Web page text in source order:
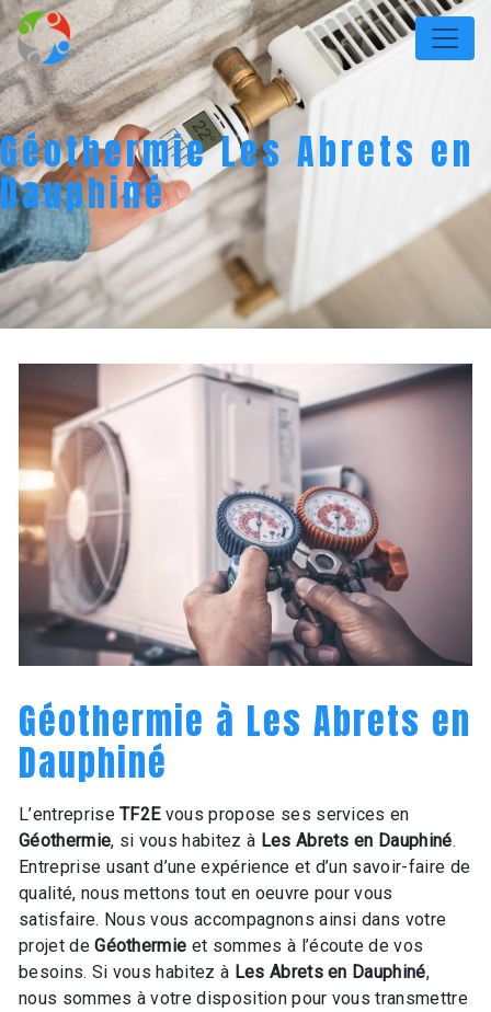
Panneau de gestion des cookies
Géothermie Les Abrets en
Dauphiné
Géothermie à Les Abrets en
Dauphiné
L’entrepriseTF2Evous propose ses services en
Géothermie, si vous habitez à Les Abrets en Dauphiné.
Entreprise usant d’une expérience et d’un savoir-faire de
qualité, nous mettons tout en oeuvre pour vous
satisfaire. Nous vous accompagnons ainsi dans votre
projet deGéothermie et sommes à l’écoute de vos
besoins. Si vous habitez à Les Abrets en Dauphiné,
nous sommes à votre disposition pour vous transmettre